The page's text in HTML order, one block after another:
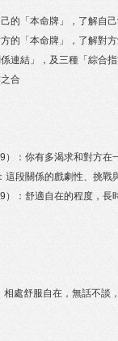
的「本命牌」，了解自
的「本命牌」，了解對
連結」，及三種「綜合
合
）：你有多渴求和對方在
這段關係的戲劇性、挑戰
）：舒適自在的程度，長
處舒服自在，無話不談